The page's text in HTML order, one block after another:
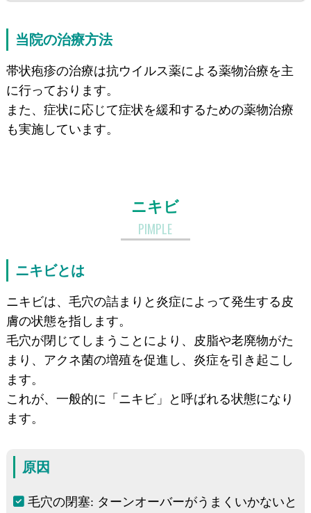
当院の治療方法
帯状疱疹の治療は抗ウイルス薬による薬物治療を主
に行っております。
また、症状に応じて症状を緩和するための薬物治療
も実施しています。
ニキビ
PIMPLE
ニキビとは
ニキビは、毛穴の詰まりと炎症によって発生する皮
膚の状態を指します。
毛穴が閉じてしまうことにより、皮脂や老廃物がた
まり、アクネ菌の増殖を促進し、炎症を引き起こし
ます。
これが、一般的に「ニキビ」と呼ばれる状態になり
ます。
原因
毛穴の閉塞: ターンオーバーがうまくいかないと